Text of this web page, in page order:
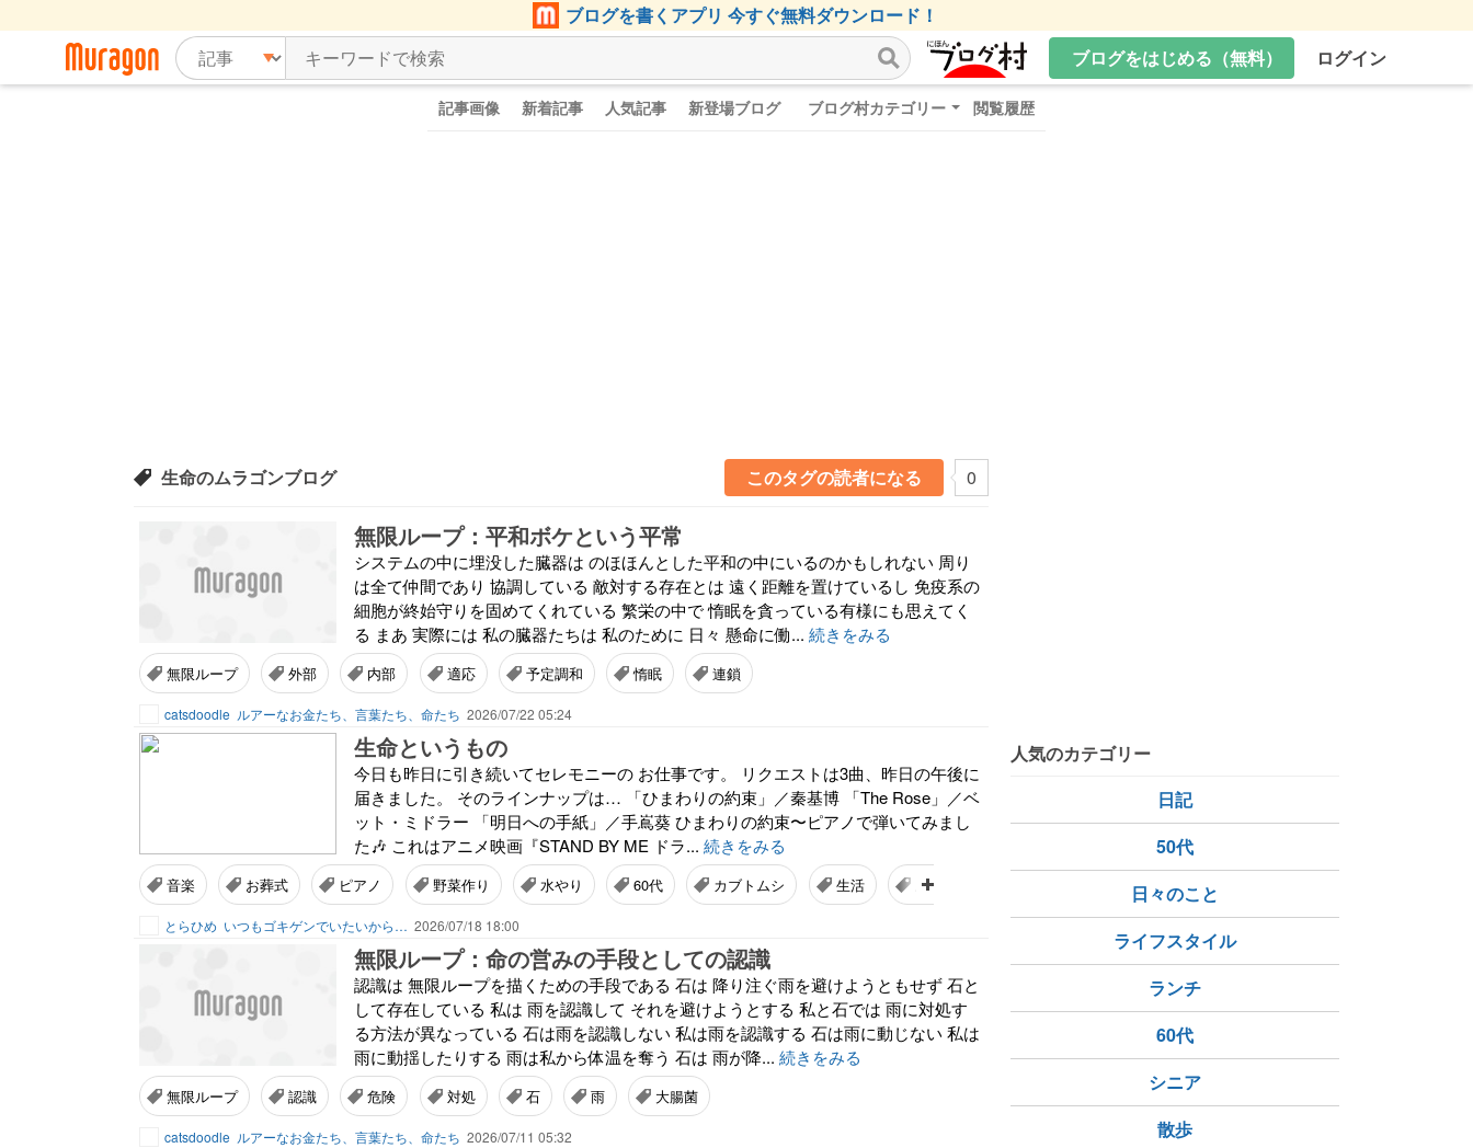
ブログを書くアプリ 今すぐ無料ダウンロード！
ブログをはじめる（無料）
ログイン
記事画像 新着記事 人気記事 新登場ブログ ブログ村カテゴリー 閲覧履歴
生命のムラゴンブログ このタグの読者になる 0
無限ループ：平和ボケという平常
システムの中に埋没した臓器は のほほんとした平和の中にいるのかもしれない 周り
は全て仲間であり 協調している 敵対する存在とは 遠く距離を置けているし 免疫系の
細胞が終始守りを固めてくれている 繁栄の中で 惰眠を貪っている有様にも思えてく
る まあ 実際には 私の臓器たちは 私のために 日々 懸命に働... 続きをみる
無限ループ 外部 内部 適応 予定調和 惰眠 連鎖
catsdoodle ルアーなお金たち、言葉たち、命たち 2026/07/22 05:24
生命というもの
今日も昨日に引き続いてセレモニーの お仕事です。 リクエストは3曲、昨日の午後に
届きました。 そのラインナップは… 「ひまわりの約束」／秦基博 「The Rose」／ベ
ット・ミドラー 「明日への手紙」／手嶌葵 ひまわりの約束〜ピアノで弾いてみまし
た🎶 これはアニメ映画『STAND BY ME ドラ... 続きをみる
音楽 お葬式 ピアノ 野菜作り 水やり 60代 カブトムシ 生活 思ったこと
とらひめ いつもゴキゲンでいたいから… 2026/07/18 18:00
無限ループ：命の営みの手段としての認識
認識は 無限ループを描くための手段である 石は 降り注ぐ雨を避けようともせず 石と
して存在している 私は 雨を認識して それを避けようとする 私と石では 雨に対処す
る方法が異なっている 石は雨を認識しない 私は雨を認識する 石は雨に動じない 私は
雨に動揺したりする 雨は私から体温を奪う 石は 雨が降... 続きをみる
無限ループ 認識 危険 対処 石 雨 大腸菌
catsdoodle ルアーなお金たち、言葉たち、命たち 2026/07/11 05:32
人気のカテゴリー
日記
50代
日々のこと
ライフスタイル
ランチ
60代
シニア
散歩